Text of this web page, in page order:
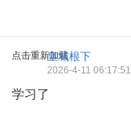
点击重新加载皇城根下
2026-4-11 06:17:51
学习了